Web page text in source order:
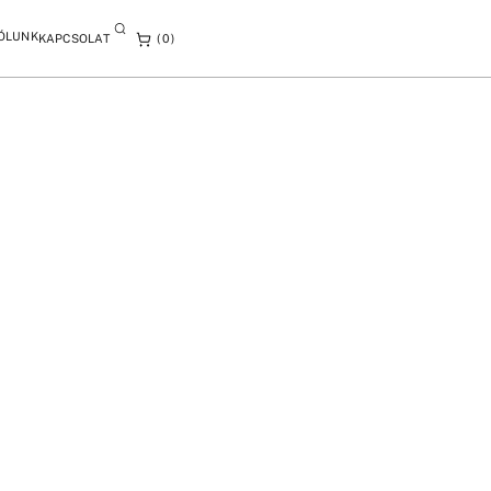
KAPCSOLAT 0